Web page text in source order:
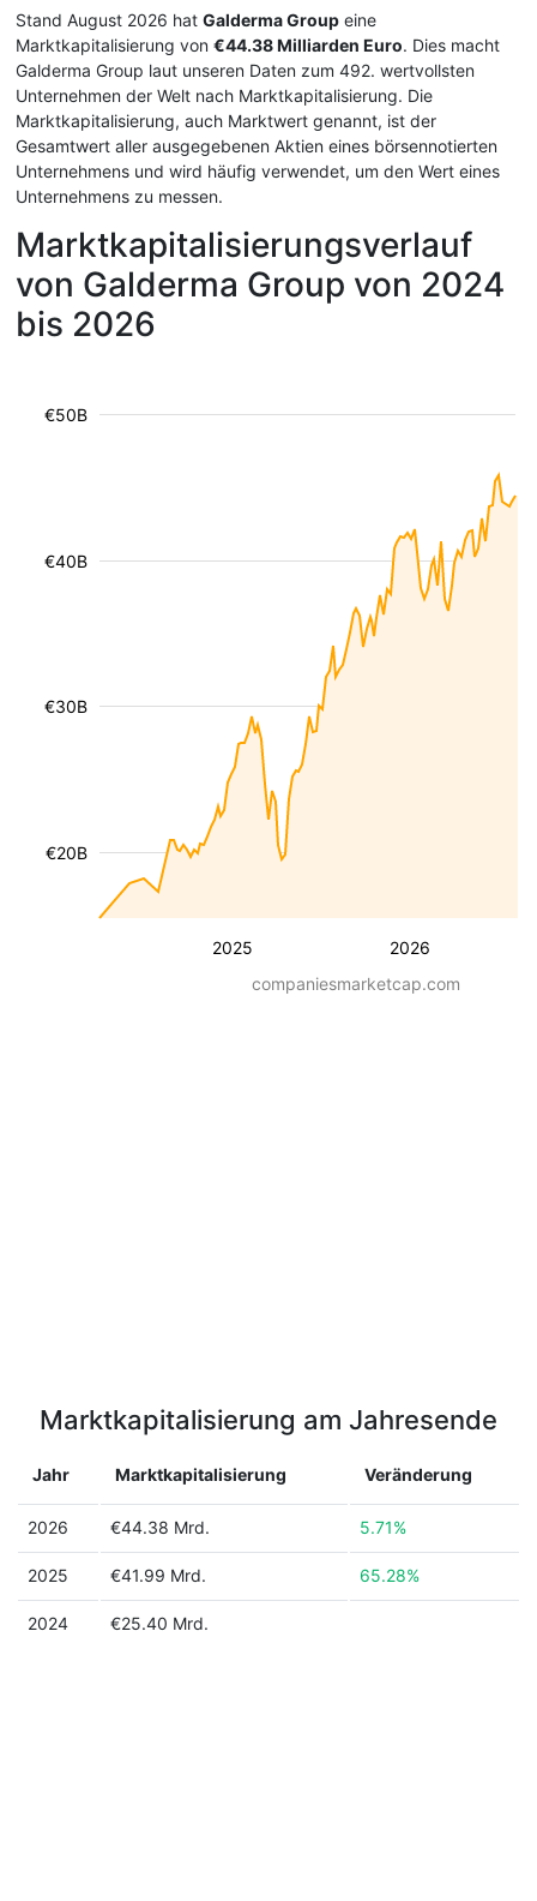
Stand August 2026 hat Galderma Group eine
Marktkapitalisierung von €44.38 Milliarden Euro. Dies macht
Galderma Group laut unseren Daten zum 492. wertvollsten
Unternehmen der Welt nach Marktkapitalisierung. Die
Marktkapitalisierung, auch Marktwert genannt, ist der
Gesamtwert aller ausgegebenen Aktien eines börsennotierten
Unternehmens und wird häufig verwendet, um den Wert eines
Unternehmens zu messen.
Marktkapitalisierungsverlauf
von Galderma Group von 2024
bis 2026
2025 2026
€20B
€30B
€40B
€50B
companiesmarketcap.com
Marktkapitalisierung am Jahresende
Jahr Marktkapitalisierung Veränderung
2026 €44.38 Mrd. 5.71%
2025 €41.99 Mrd. 65.28%
2024 €25.40 Mrd.